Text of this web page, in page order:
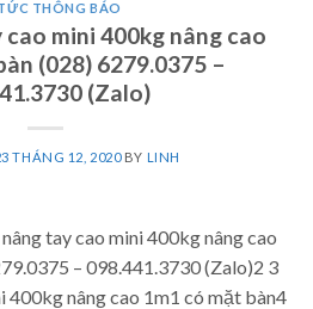
THÔNG BÁO
mini 400kg nâng cao
(028) 6279.0375 –
(Zalo)
THÁNG 12, 2020BY LINH
tay cao mini 400kg nâng cao
– 098.441.3730 (Zalo)2 3
400kg nâng cao 1m1 có mặt bàn4